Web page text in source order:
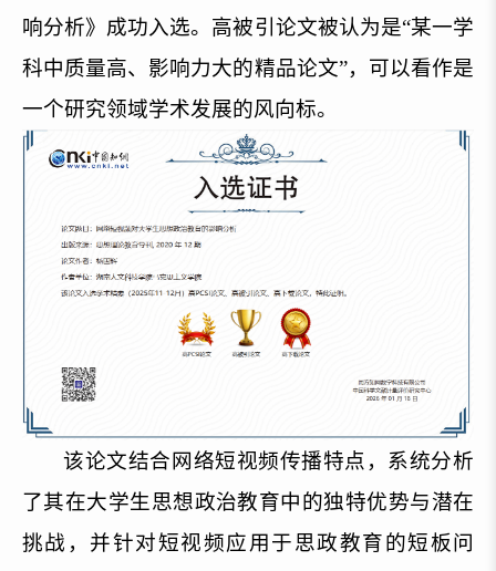
响分析》成功入选。高被引论文被认为是“某一学
科中质量高、影响力大的精品论文”，可以看作是
一个研究领域学术发展的风向标。
该论文结合网络短视频传播特点，系统分析
了其在大学生思想政治教育中的独特优势与潜在
挑战，并针对短视频应用于思政教育的短板问